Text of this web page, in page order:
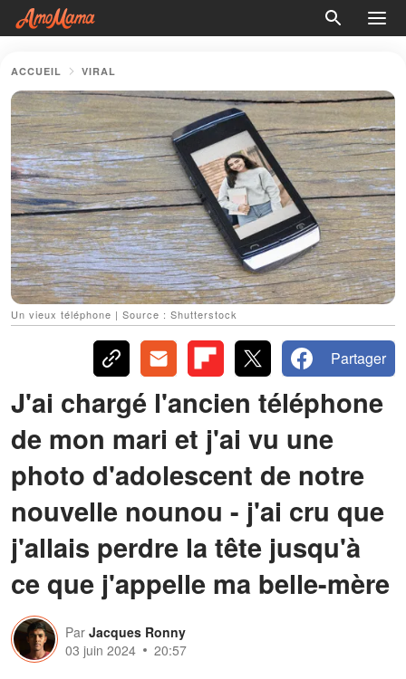
ACCUEIL VIRAL
Un vieux téléphone | Source : Shutterstock
Partager
J'ai chargé l'ancien téléphone
de mon mari et j'ai vu une
photo d'adolescent de notre
nouvelle nounou - j'ai cru que
j'allais perdre la tête jusqu'à
ce que j'appelle ma belle-mère
Par Jacques Ronny
03 juin 2024
20:57